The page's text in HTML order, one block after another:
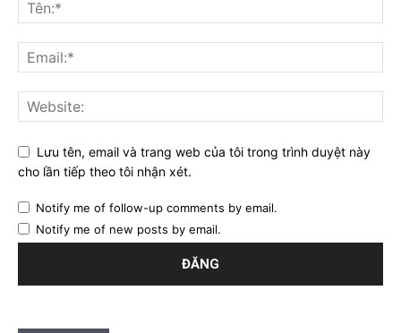
Lưu tên, email và trang web của tôi trong trình duyệt này
cho lần tiếp theo tôi nhận xét.
Notify me of follow-up comments by email.
Notify me of new posts by email.